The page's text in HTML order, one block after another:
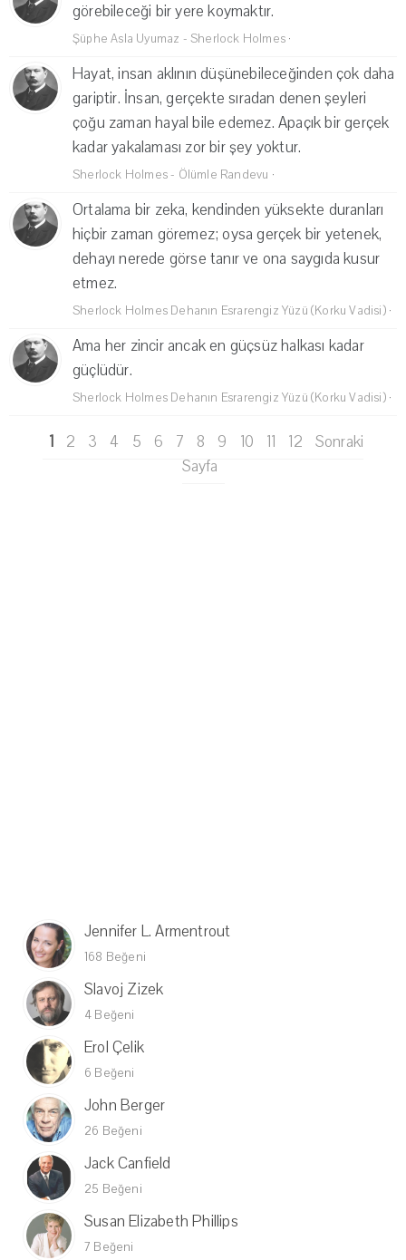
görebileceği bir yere koymaktır.
Şüphe Asla Uyumaz - Sherlock Holmes ·
Hayat, insan aklının düşünebileceğinden çok daha
gariptir. İnsan, gerçekte sıradan denen şeyleri
çoğu zaman hayal bile edemez. Apaçık bir gerçek
kadar yakalaması zor bir şey yoktur.
Sherlock Holmes - Ölümle Randevu ·
Ortalama bir zeka, kendinden yüksekte duranları
hiçbir zaman göremez; oysa gerçek bir yetenek,
dehayı nerede görse tanır ve ona saygıda kusur
etmez.
Sherlock Holmes Dehanın Esrarengiz Yüzü (Korku Vadisi)·
Ama her zincir ancak en güçsüz halkası kadar
güçlüdür.
Sherlock Holmes Dehanın Esrarengiz Yüzü (Korku Vadisi)·
1 2 3 4 5 6 7 8 9 10 11 12
Sonraki
Sayfa
Jennifer L. Armentrout
168 Beğeni
Slavoj Zizek
4 Beğeni
Erol Çelik
6 Beğeni
John Berger
26 Beğeni
Jack Canfield
25 Beğeni
Susan Elizabeth Phillips
7 Beğeni